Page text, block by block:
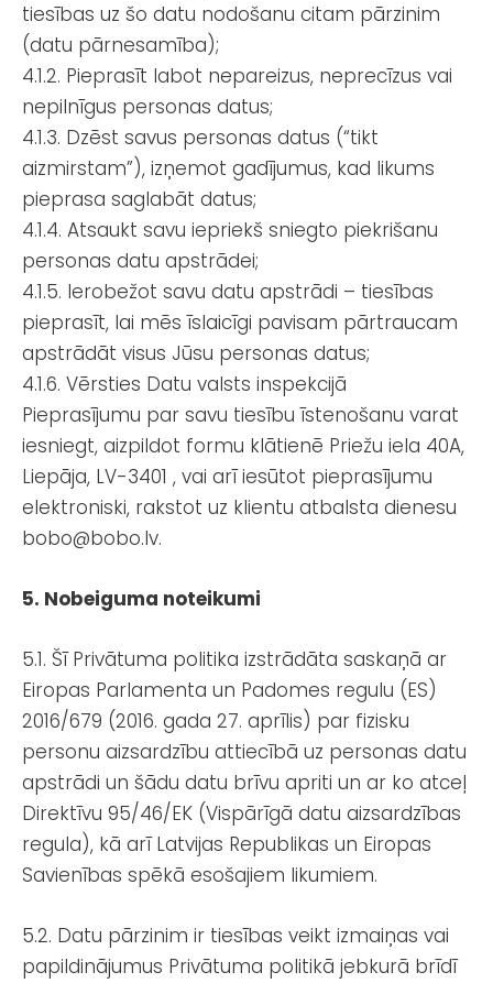
tiesības uz šo datu nodošanu citam pārzinim
(datu pārnesamība);
4.1.2. Pieprasīt labot nepareizus, neprecīzus vai
nepilnīgus personas datus;
4.1.3. Dzēst savus personas datus (“tikt
aizmirstam”), izņemot gadījumus, kad likums
pieprasa saglabāt datus;
4.1.4. Atsaukt savu iepriekš sniegto piekrišanu
personas datu apstrādei;
4.1.5. Ierobežot savu datu apstrādi – tiesības
pieprasīt, lai mēs īslaicīgi pavisam pārtraucam
apstrādāt visus Jūsu personas datus;
4.1.6. Vērsties Datu valsts inspekcijā
Pieprasījumu par savu tiesību īstenošanu varat
iesniegt, aizpildot formu klātienē Priežu iela 40A,
Liepāja, LV-3401 , vai arī iesūtot pieprasījumu
elektroniski, rakstot uz klientu atbalsta dienesu
bobo@bobo.lv.
5. Nobeiguma noteikumi
5.1. Šī Privātuma politika izstrādāta saskaņā ar
Eiropas Parlamenta un Padomes regulu (ES)
2016/679 (2016. gada 27. aprīlis) par fizisku
personu aizsardzību attiecībā uz personas datu
apstrādi un šādu datu brīvu apriti un ar ko atceļ
Direktīvu 95/46/EK (Vispārīgā datu aizsardzības
regula), kā arī Latvijas Republikas un Eiropas
Savienības spēkā esošajiem likumiem.
5.2. Datu pārzinim ir tiesības veikt izmaiņas vai
papildinājumus Privātuma politikā jebkurā brīdī